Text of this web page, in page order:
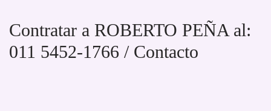
Contratar a ROBERTO PEÑA al:
011 5452-1766 / Contacto